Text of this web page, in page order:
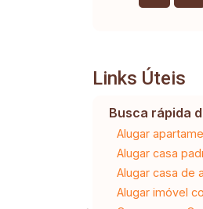
Links Úteis
Busca rápida
Alugar
Alugar casa
Alugar casa de
Alugar imóvel